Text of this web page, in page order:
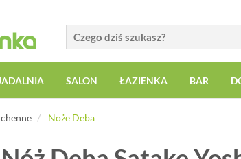
SALON ŁAZIENKA BAR
Noże Deba